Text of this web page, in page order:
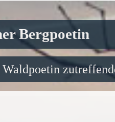
Bergpoetin